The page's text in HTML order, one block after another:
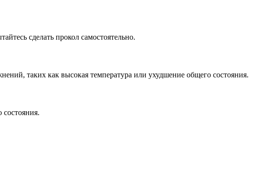
сделать прокол самостоятельно.
таких как высокая температура или ухудшение общего состояния.